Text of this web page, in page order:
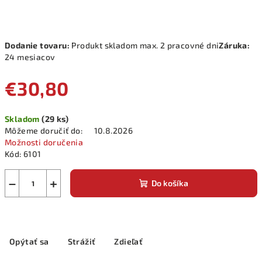
Dodanie tovaru: Produkt skladom max. 2 pracovné dniZáruka:
24 mesiacov
€30,80
cena:
Skladom(29 ks)
Môžeme doručiť do:
10.8.2026
Možnosti doručenia
Kód: 6101
+
− Do košíka
Opýtať sa Strážiť Zdieľať